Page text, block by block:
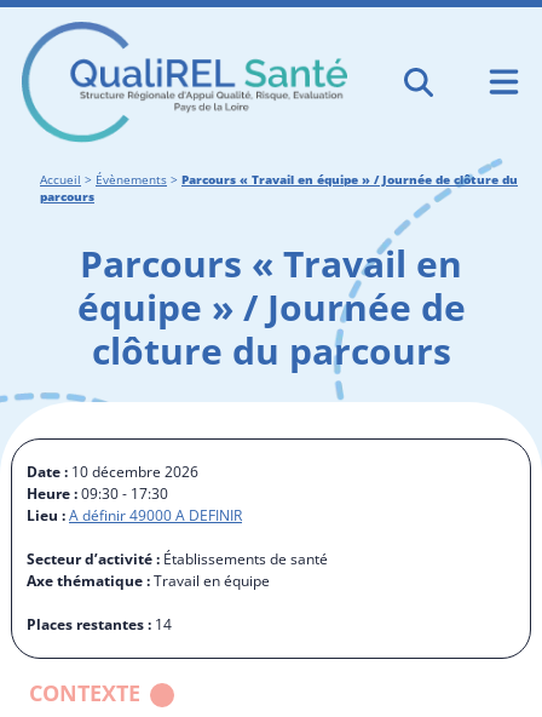
Accueil > Évènements > Parcours « Travail en équipe » / Journée de clôture du
parcours
Parcours « Travail en
équipe » / Journée de
clôture du parcours
Date : 10 décembre 2026
Heure :09:30 - 17:30
Lieu :A définir 49000 A DEFINIR
Secteur d’activité : Établissements de santé
Axe thématique :Travail en équipe
Places restantes : 14
CONTEXTE